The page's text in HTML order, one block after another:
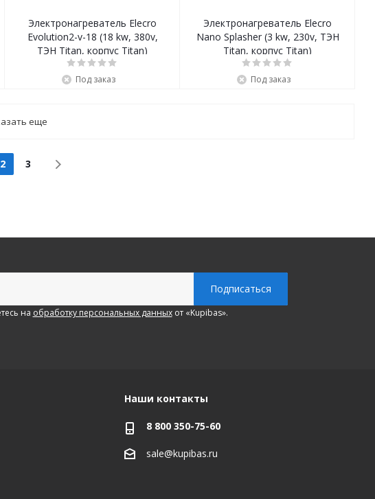
Электронагреватель Elecro
Evolution2-v-18 (18 kw, 380v,
ТЭН Titan, корпус Titan)
Под заказ
Электронагреватель Elecro
Nano Splasher (3 kw, 230v, ТЭН
Titan, корпус Titan)
Под заказ
еще
2 3
на обработку персональных данныхот «Kupibas».
Наши контакты
8 800 350-75-60
sale@kupibas.ru